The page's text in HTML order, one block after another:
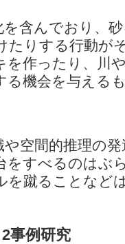
を含んでおり、
たりする行動が
を作ったり、川
る機会を与える
空間的推理の
をすべるのはぶ
を蹴ることなど
事例研究